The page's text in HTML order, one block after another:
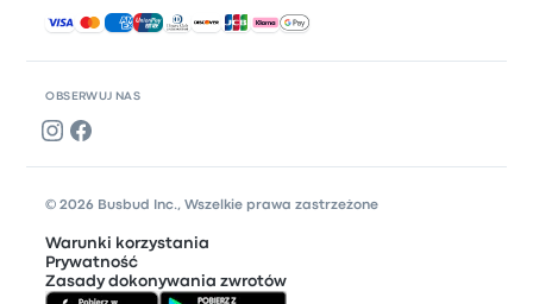
OBSERWUJ NAS
Akceptowane płatności
© 2026 Busbud Inc., Wszelkie prawa zastrzeżone
Warunki korzystania
Prywatność
Zasady dokonywania zwrotów